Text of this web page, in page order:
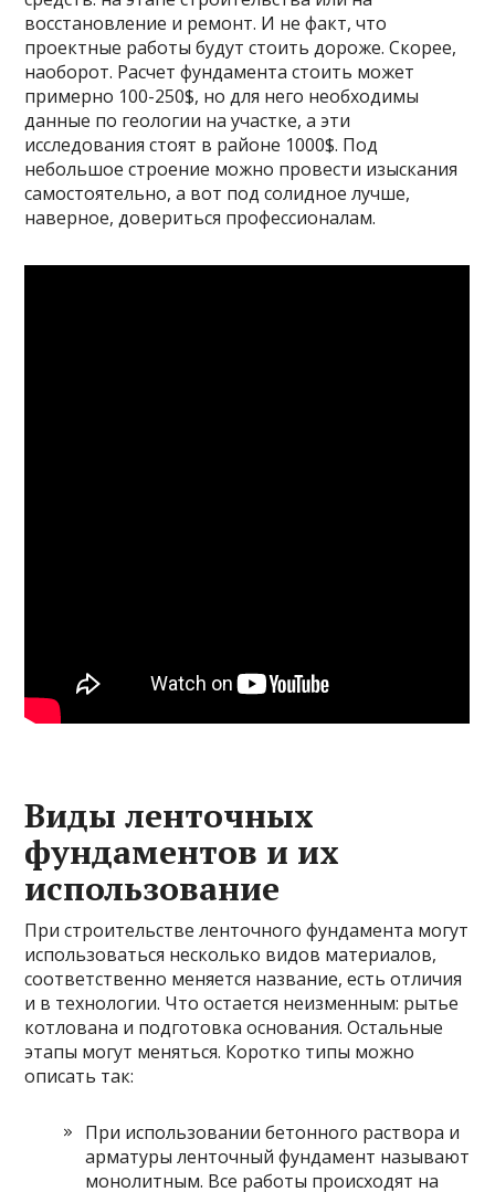
восстановление и ремонт. И не факт, что
проектные работы будут стоить дороже. Скорее,
наоборот. Расчет фундамента стоить может
примерно 100-250$, но для него необходимы
данные по геологии на участке, а эти
исследования стоят в районе 1000$. Под
небольшое строение можно провести изыскания
самостоятельно, а вот под солидное лучше,
наверное, довериться профессионалам.
Виды ленточных
фундаментов и их
использование
При строительстве ленточного фундамента могут
использоваться несколько видов материалов,
соответственно меняется название, есть отличия
и в технологии. Что остается неизменным: рытье
котлована и подготовка основания. Остальные
этапы могут меняться. Коротко типы можно
описать так:
При использовании бетонного раствора и
арматуры ленточный фундамент называют
монолитным. Все работы происходят на